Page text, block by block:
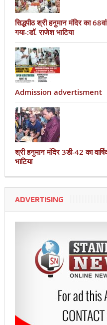
सिद्धपीठ श्री हनुमान मंदिर का
गया-:डॉ. राजेश भाटिया
Admission advertisment
श्री हनुमान मंदिर 3डी-42 का
भाटिया
ADVERTISING